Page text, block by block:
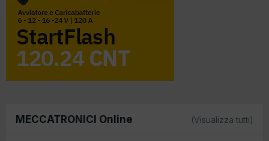
MECCATRONICI Online (Visualizza tutti)